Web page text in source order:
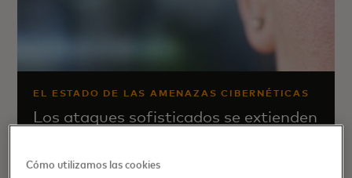
EL ESTADO DE LAS AMENAZAS CIBERNÉTICAS
Los ataques sofisticados se extienden
para los negocios que se enfrentaban a una pérdida
Cómo utilizamos las cookies